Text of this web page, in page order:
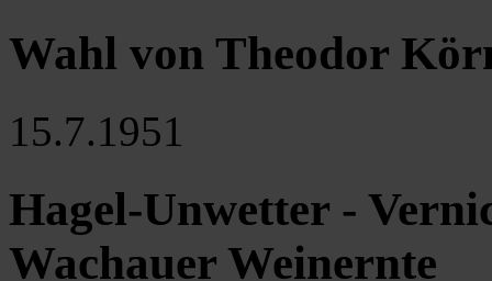
Wahl von Theodor
15.7.1951
Hagel-Unwetter -
Wachauer Weinernte